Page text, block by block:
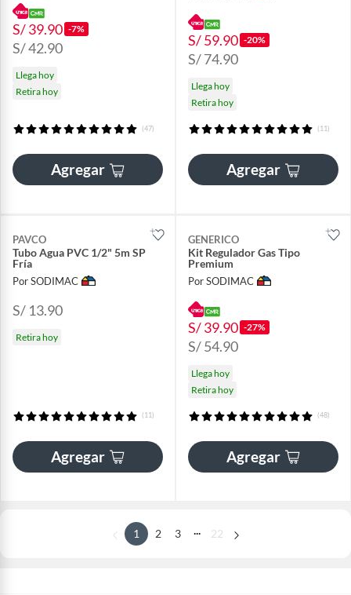
S/ 39.90 -7%
S/ 42.90
Llega hoy
Retira hoy
(47)
Agregar
S/ 59.90 -20%
S/ 74.90
Llega hoy
Retira hoy
(11)
Agregar
PAVCO
Tubo Agua PVC 1/2" 5m SP
Fría
Por SODIMAC
S/ 13.90
Retira hoy
(11)
Agregar
GENERICO
Kit Regulador Gas Tipo
Premium
Por SODIMAC
S/ 39.90 -27%
S/ 54.90
Llega hoy
Retira hoy
(48)
Agregar
1 2 3 ... 22